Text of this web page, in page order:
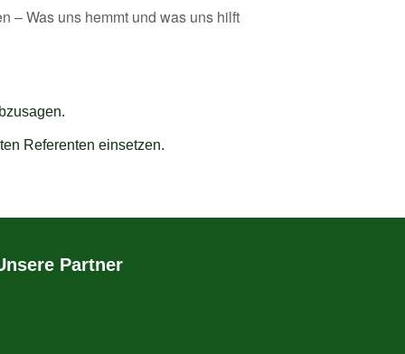
– Was uns hemmt und was uns hilft
Referenten einsetzen.
Partner